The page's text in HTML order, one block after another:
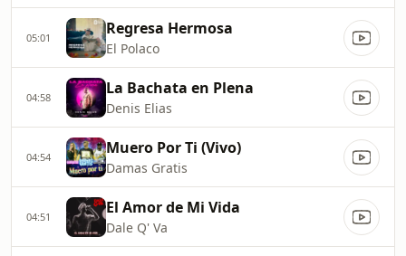
05:01 Regresa Hermosa
El Polaco
04:58 La Bachata en Plena
Denis Elias
04:54 Muero Por Ti (Vivo)
Damas Gratis
04:51 El Amor de Mi Vida
Dale Q' Va